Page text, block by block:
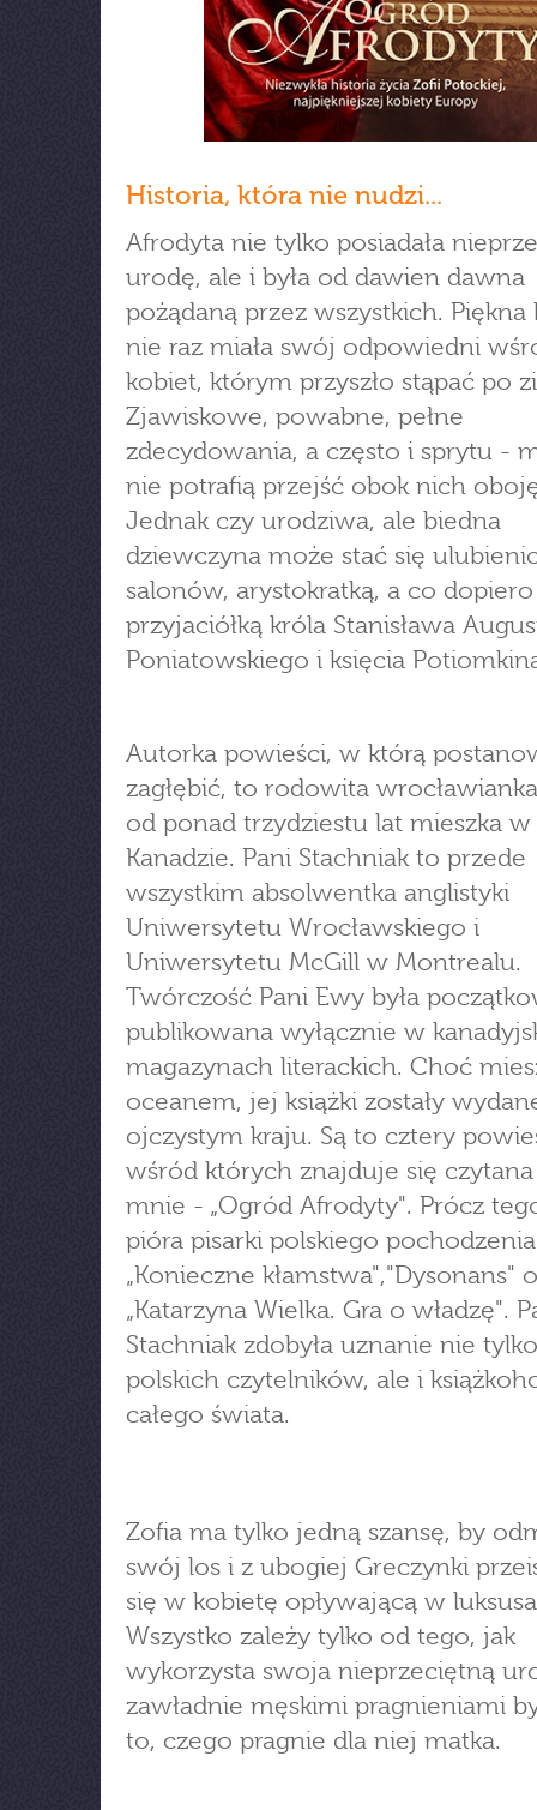
Historia, która nie nudzi...
Afrodyta nie tylko posiadała
urodę, ale i była od dawien dawna
pożądaną przez wszystkich. Piękna
nie raz miała swój odpowiedni
kobiet, którym przyszło stąpać po
Zjawiskowe, powabne, pełne
zdecydowania, a często i sprytu -
nie potrafią przejść obok nich
Jednak czy urodziwa, ale biedna
dziewczyna może stać się
salonów, arystokratką, a co dopiero
przyjaciółką króla Stanisława
Poniatowskiego i księcia
Autorka powieści, w którą
zagłębić, to rodowita
od ponad trzydziestu lat mieszka w
Kanadzie. Pani Stachniak to przede
wszystkim absolwentka anglistyki
Uniwersytetu Wrocławskiego i
Uniwersytetu McGill w Montrealu.
Twórczość Pani Ewy była
publikowana wyłącznie w
magazynach literackich. Choć
oceanem, jej książki zostały
ojczystym kraju. Są to cztery
wśród których znajduje się
mnie - „Ogród Afrodyty". Prócz
pióra pisarki polskiego
„Konieczne kłamstwa","Dysonans"
„Katarzyna Wielka. Gra o władzę".
Stachniak zdobyła uznanie nie
polskich czytelników, ale i
całego świata.
Zofia ma tylko jedną szansę, by
swój los i z ubogiej Greczynki
się w kobietę opływającą w
Wszystko zależy tylko od tego, jak
wykorzysta swoja nieprzeciętną
zawładnie męskimi pragnieniami
to, czego pragnie dla niej matka.